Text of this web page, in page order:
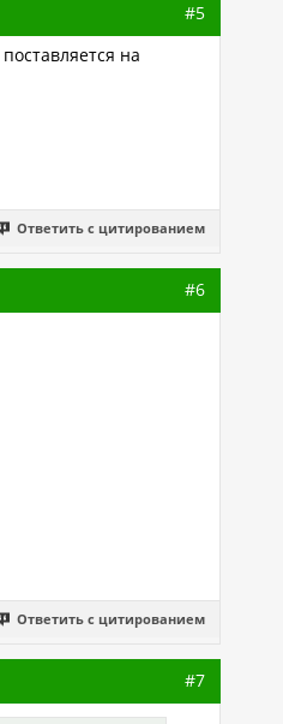
#5
на
Ответить с цитированием
#6
Ответить с цитированием
#7